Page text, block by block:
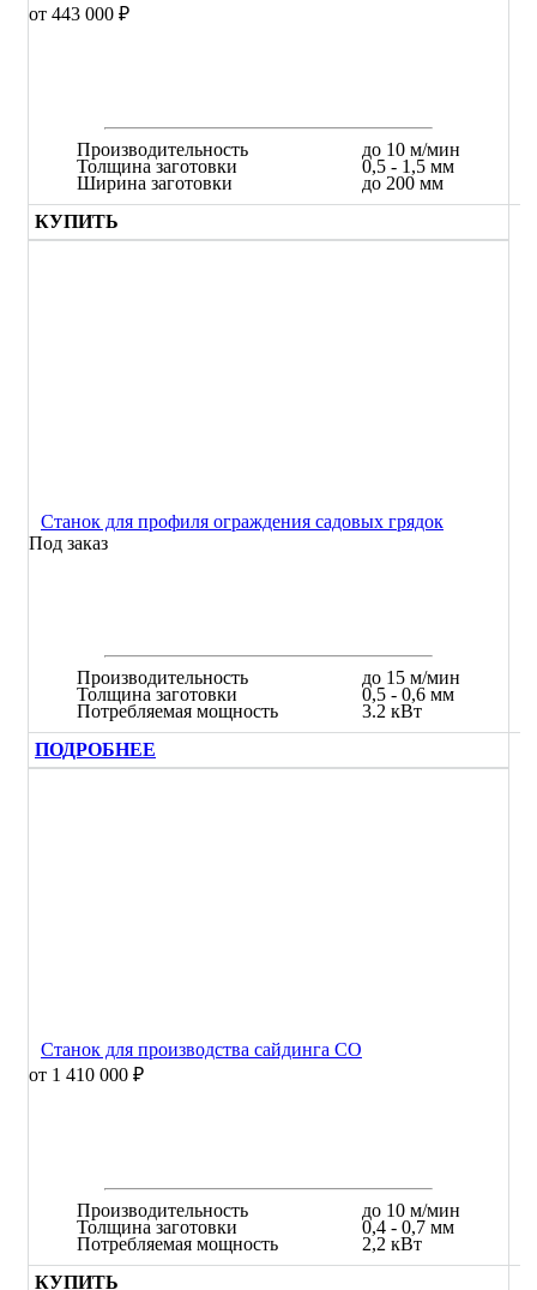
от 443 000 ₽
Производительность
Толщина заготовки
Ширина заготовки
до 10 м/мин
0,5 - 1,5 мм
до 200 мм
КУПИТЬ
Станок для профиля ограждения садовых грядок
Под заказ
Производительность
Толщина заготовки
Потребляемая мощность
до 15 м/мин
0,5 - 0,6 мм
3.2 кВт
ПОДРОБНЕЕ
Станок для производства сайдинга СО
от 1 410 000 ₽
Производительность
Толщина заготовки
Потребляемая мощность
до 10 м/мин
0,4 - 0,7 мм
2,2 кВт
КУПИТЬ